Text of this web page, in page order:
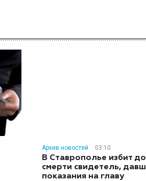
Архив новостей 03:10
В Ставрополье избит до
смерти свидетель,
показания на главу